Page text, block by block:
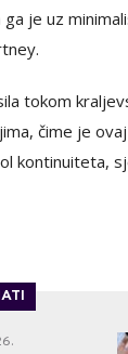
je uz
tokom
čime je
kontinuiteta,